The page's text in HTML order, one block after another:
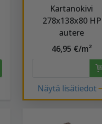
Kartanokivi
278x138x80 HP
autere
46,95 €/m²
Näytä lisätiedot